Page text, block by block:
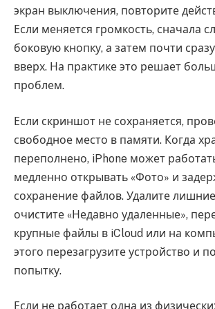
экран выключения, повторите
Если меняется громкость, сначала
боковую кнопку, а затем почти
вверх. На практике это решает
проблем.
Если скриншот не сохраняется,
свободное место в памяти. Когда
переполнено, iPhone может
медленно открывать «Фото» и
сохранение файлов. Удалите
очистите «Недавно удаленные»,
крупные файлы в iCloud или на
этого перезагрузите устройство и
попытку.
Если не работает одна из